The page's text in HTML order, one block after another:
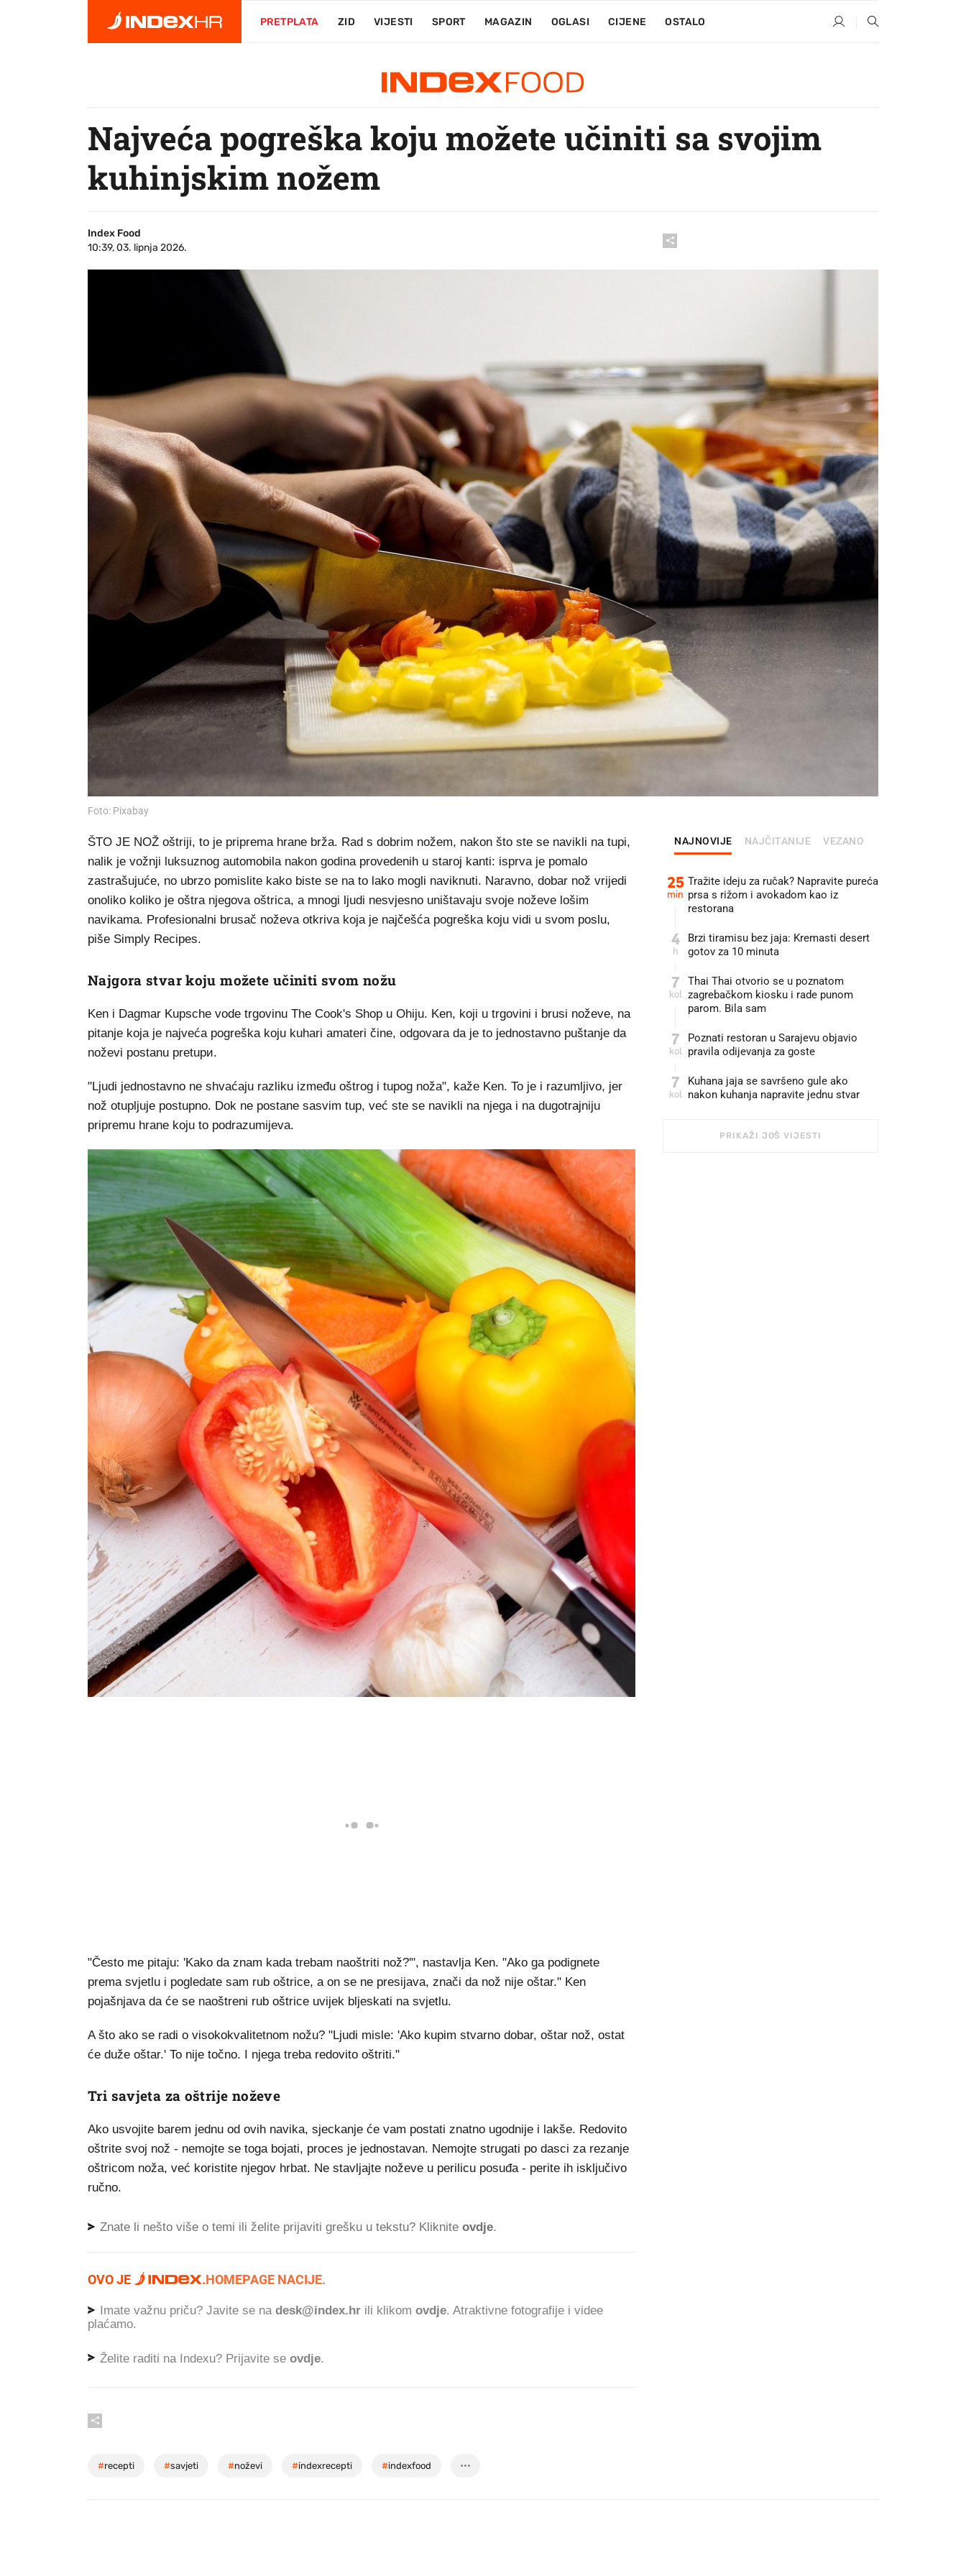
PRETPLATA ZID VIJESTI SPORT MAGAZIN OGLASI CIJENE OSTALO
Najveća pogreška koju možete učiniti sa svojim
kuhinjskim nožem
Index Food
10:39, 03. lipnja 2026.
Foto: Pixabay
ŠTO JE NOŽ oštriji, to je priprema hrane brža. Rad s dobrim nožem, nakon što ste se navikli na tupi,
nalik je vožnji luksuznog automobila nakon godina provedenih u staroj kanti: isprva je pomalo
zastrašujuće, no ubrzo pomislite kako biste se na to lako mogli naviknuti. Naravno, dobar nož vrijedi
onoliko koliko je oštra njegova oštrica, a mnogi ljudi nesvjesno uništavaju svoje noževe lošim
navikama. Profesionalni brusač noževa otkriva koja je najčešća pogreška koju vidi u svom poslu,
piše Simply Recipes.
Najgora stvar koju možete učiniti svom nožu
Ken i Dagmar Kupsche vode trgovinu The Cook's Shop u Ohiju. Ken, koji u trgovini i brusi noževe, na
pitanje koja je najveća pogreška koju kuhari amateri čine, odgovara da je to jednostavno puštanje da
noževi postanu pretupи.
"Ljudi jednostavno ne shvaćaju razliku između oštrog i tupog noža", kaže Ken. To je i razumljivo, jer
nož otupljuje postupno. Dok ne postane sasvim tup, već ste se navikli na njega i na dugotrajniju
pripremu hrane koju to podrazumijeva.
"Često me pitaju: 'Kako da znam kada trebam naoštriti nož?'", nastavlja Ken. "Ako ga podignete
prema svjetlu i pogledate sam rub oštrice, a on se ne presijava, znači da nož nije oštar." Ken
pojašnjava da će se naoštreni rub oštrice uvijek bljeskati na svjetlu.
A što ako se radi o visokokvalitetnom nožu? "Ljudi misle: 'Ako kupim stvarno dobar, oštar nož, ostat
će duže oštar.' To nije točno. I njega treba redovito oštriti."
Tri savjeta za oštrije noževe
Ako usvojite barem jednu od ovih navika, sjeckanje će vam postati znatno ugodnije i lakše. Redovito
oštrite svoj nož - nemojte se toga bojati, proces je jednostavan. Nemojte strugati po dasci za rezanje
oštricom noža, već koristite njegov hrbat. Ne stavljajte noževe u perilicu posuđa - perite ih isključivo
ručno.
Znate li nešto više o temi ili želite prijaviti grešku u tekstu? Kliknite ovdje.
OVO JE .HOMEPAGE NACIJE.
Imate važnu priču? Javite se na desk@index.hr ili klikom ovdje. Atraktivne fotografije i videe
plaćamo.
Želite raditi na Indexu? Prijavite se ovdje.
#recepti #savjeti #noževi #indexrecepti #indexfood
NAJNOVIJE NAJČITANIJE VEZANO
25
min
Tražite ideju za ručak? Napravite pureća
prsa s rižom i avokadom kao iz
restorana
4
h
Brzi tiramisu bez jaja: Kremasti desert
gotov za 10 minuta
7
kol
Thai Thai otvorio se u poznatom
zagrebačkom kiosku i rade punom
parom. Bila sam
7
kol
Poznati restoran u Sarajevu objavio
pravila odijevanja za goste
7
kol
Kuhana jaja se savršeno gule ako
nakon kuhanja napravite jednu stvar
PRIKAŽI JOŠ VIJESTI